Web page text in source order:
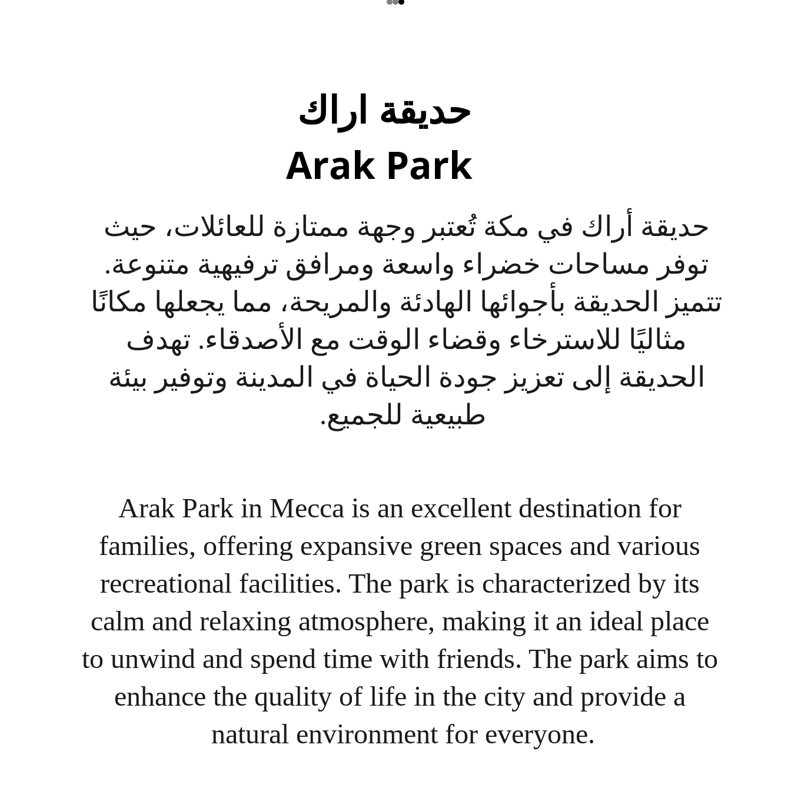
حديقة أراك في مكة تُعتبر وجهة ممتازة للعائلات، حيث
توفر مساحات خضراء واسعة ومرافق ترفيهية متنوعة.
تتميز الحديقة بأجوائها الهادئة والمريحة، مما يجعلها مكانًا
مثاليًا للاسترخاء وقضاء الوقت مع الأصدقاء. تهدف
الحديقة إلى تعزيز جودة الحياة في المدينة وتوفير بيئة
طبيعية للجميع.
Arak Park in Mecca is an excellent destination for
families, offering expansive green spaces and various
recreational facilities. The park is characterized by its
calm and relaxing atmosphere, making it an ideal place
to unwind and spend time with friends. The park aims to
enhance the quality of life in the city and provide a
natural environment for everyone.
حديقة اراك
Arak Park